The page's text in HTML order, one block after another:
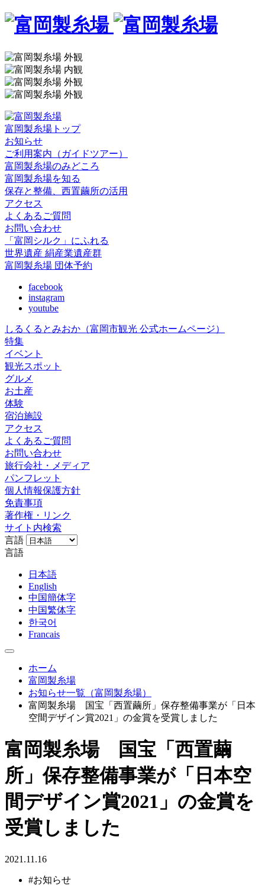
富岡製糸場トップ
お知らせ
ご利用案内（ガイドツアー）
富岡製糸場のみどころ
富岡製糸場を知る
保存と整備、西置繭所の活用
アクセス
よくあるご質問
お問い合わせ
「富岡シルク」にふれる
世界遺産 絹産業遺産群
富岡製糸場 団体予約
facebook
instagram
youtube
しるくるとみおか （富岡市観光 公式ホームページ）
特集
イベント
観光スポット
グルメ
お土産
体験
宿泊施設
アクセス
よくあるご質問
お問い合わせ
旅行会社・メディア
パンフレット
個人情報保護方針
免責事項
著作権・リンク
サイト内検索
言語
言語
日本語
English
中国簡体字
中国繁体字
한국어
Francais
ホーム
富岡製糸場
お知らせ一覧（富岡製糸場）
富岡製糸場 国宝「西置繭所」保存整備事業が「日本
空間デザイン賞2021」の金賞を受賞しました
富岡製糸場 国宝「西置繭
所」保存整備事業が「日本空
間デザイン賞2021」の金賞を
受賞しました
2021.11.16
#お知らせ